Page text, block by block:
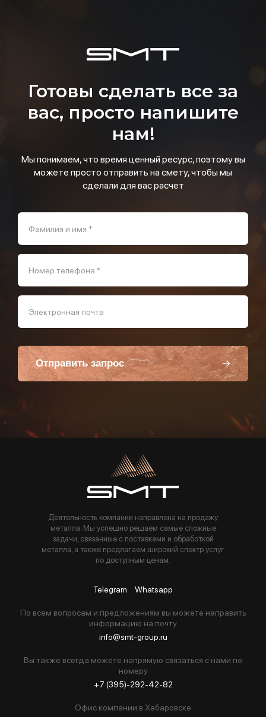
Готовы сделать все за
вас, просто напишите
нам!
Мы понимаем, что время ценный ресурс, поэтому вы
можете просто отправить на смету, чтобы мы
сделали для вас расчет
Фамилия и имя *
Номер телефона *
Электронная почта
Отправить запрос
Пользуясь данной формой вы соглашаетесь с политикой компании
Деятельность компании направлена на продажу
металла. Мы успешно решаем самые сложные
задачи, связанные с поставками и обработкой
металла, а также предлагаем широкий спектр услуг
по доступным ценам.
Telegram Whatsapp
По всем вопросам и предложениям вы можете направить
информацию на почту
info@smt-group.ru
Вы также всегда можете напрямую связаться с нами по
номеру
+7 (395)-292-42-82
Офис компании в Хабаровске